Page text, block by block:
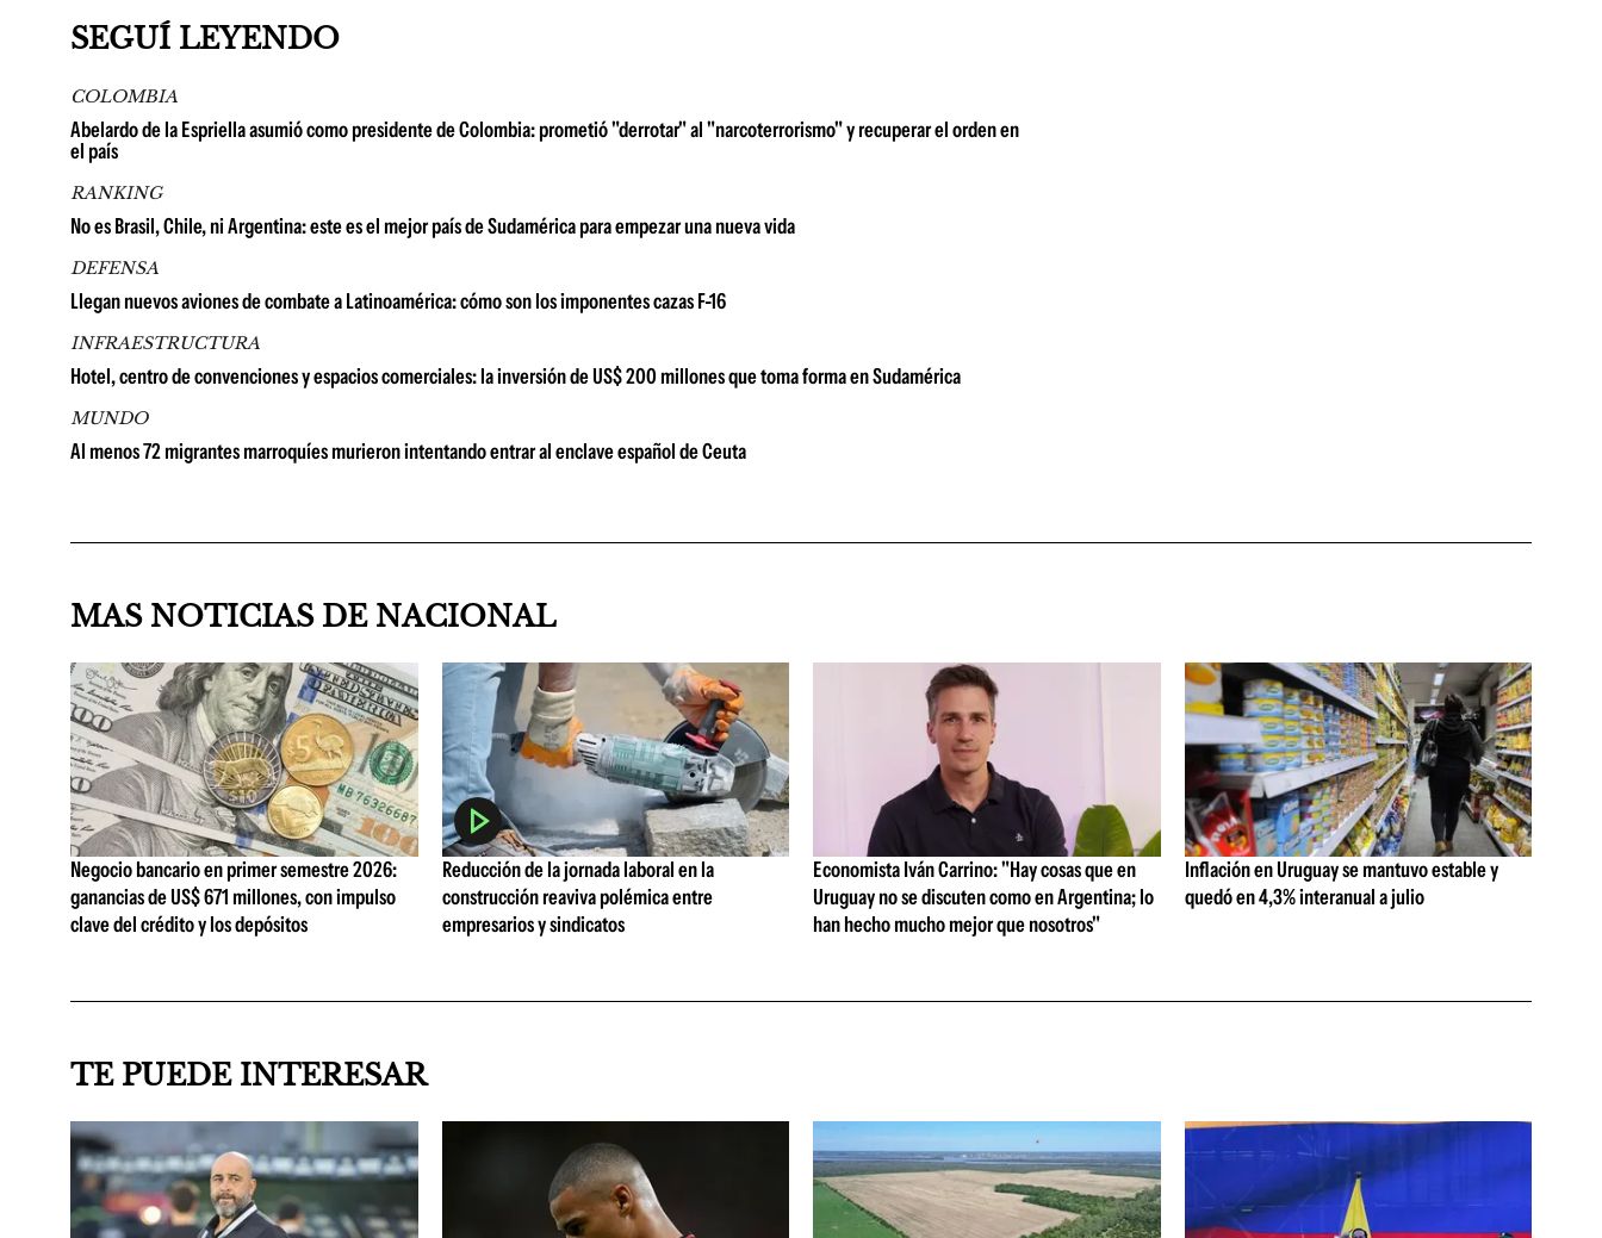
SEGUÍ LEYENDO
COLOMBIA
Abelardo de la Espriella asumió como presidente de Colombia: prometió "derrotar" al "narcoterrorismo" y recuperar el orden en
el país
RANKING
No es Brasil, Chile, ni Argentina: este es el mejor país de Sudamérica para empezar una nueva vida
DEFENSA
Llegan nuevos aviones de combate a Latinoamérica: cómo son los imponentes cazas F-16
INFRAESTRUCTURA
Hotel, centro de convenciones y espacios comerciales: la inversión de US$ 200 millones que toma forma en Sudamérica
MUNDO
Al menos 72 migrantes marroquíes murieron intentando entrar al enclave español de Ceuta
MAS NOTICIAS DE NACIONAL
Negocio bancario en primer semestre 2026:
ganancias de US$ 671 millones, con impulso
clave del crédito y los depósitos
Reducción de la jornada laboral en la
construcción reaviva polémica entre
empresarios y sindicatos
Economista Iván Carrino: "Hay cosas que en
Uruguay no se discuten como en Argentina; lo
han hecho mucho mejor que nosotros"
Inflación en Uruguay se mantuvo estable y
quedó en 4,3% interanual a julio
TE PUEDE INTERESAR